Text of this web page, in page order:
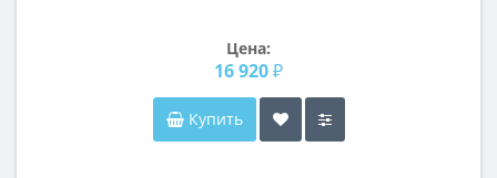
Цена:
16 920 ₽
Купить